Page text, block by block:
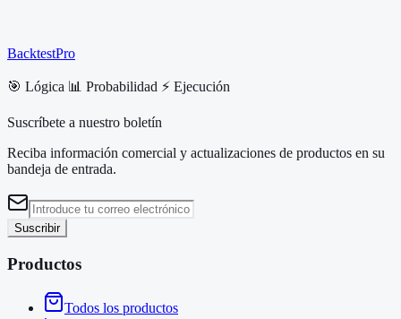
BacktestPro
🎯 Lógica 📊 Probabilidad ⚡ Ejecución
Suscríbete a nuestro boletín
Reciba información comercial y actualizaciones de productos en su
bandeja de entrada.
Suscribir
Productos
Todos los productos